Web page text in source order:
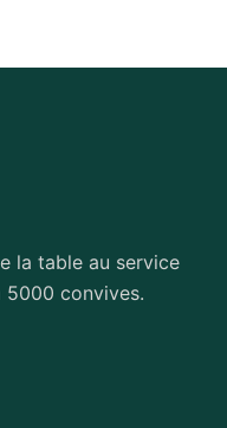
la table au service
convives.